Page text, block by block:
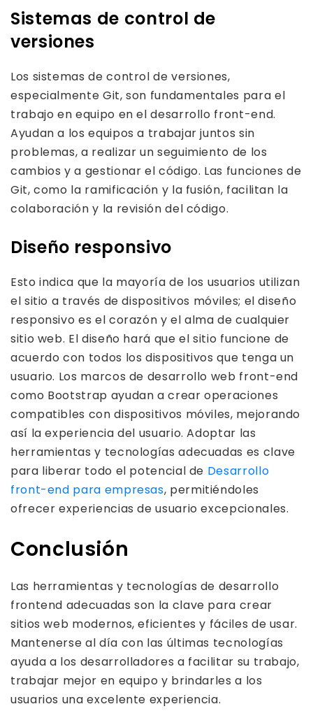
Sistemas de control de
versiones
Los sistemas de control de versiones,
especialmente Git, son fundamentales para el
trabajo en equipo en el desarrollo front-end.
Ayudan a los equipos a trabajar juntos sin
problemas, a realizar un seguimiento de los
cambios y a gestionar el código. Las funciones de
Git, como la ramificación y la fusión, facilitan la
colaboración y la revisión del código.
Diseño responsivo
Esto indica que la mayoría de los usuarios utilizan
el sitio a través de dispositivos móviles; el diseño
responsivo es el corazón y el alma de cualquier
sitio web. El diseño hará que el sitio funcione de
acuerdo con todos los dispositivos que tenga un
usuario. Los marcos de desarrollo web front-end
como Bootstrap ayudan a crear operaciones
compatibles con dispositivos móviles, mejorando
así la experiencia del usuario. Adoptar las
herramientas y tecnologías adecuadas es clave
para liberar todo el potencial de Desarrollo
front-end para empresas, permitiéndoles
ofrecer experiencias de usuario excepcionales.
Conclusión
Las herramientas y tecnologías de desarrollo
frontend adecuadas son la clave para crear
sitios web modernos, eficientes y fáciles de usar.
Mantenerse al día con las últimas tecnologías
ayuda a los desarrolladores a facilitar su trabajo,
trabajar mejor en equipo y brindarles a los
usuarios una excelente experiencia.